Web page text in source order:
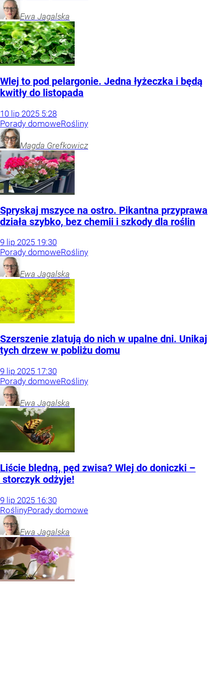
Ewa Jagalska
Wlej to pod pelargonie. Jedna łyżeczka i będą
kwitły do listopada
10 lip 2025 5:28
Porady domoweRośliny
Magda Grefkowicz
Spryskaj mszyce na ostro. Pikantna przyprawa
działa szybko, bez chemii i szkody dla roślin
9 lip 2025 19:30
Porady domoweRośliny
Ewa Jagalska
Szerszenie zlatują do nich w upalne dni. Unikaj
tych drzew w pobliżu domu
9 lip 2025 17:30
Porady domoweRośliny
Ewa Jagalska
Liście bledną, pęd zwisa? Wlej do doniczki –
storczyk odżyje!
9 lip 2025 16:30
RoślinyPorady domowe
Ewa Jagalska